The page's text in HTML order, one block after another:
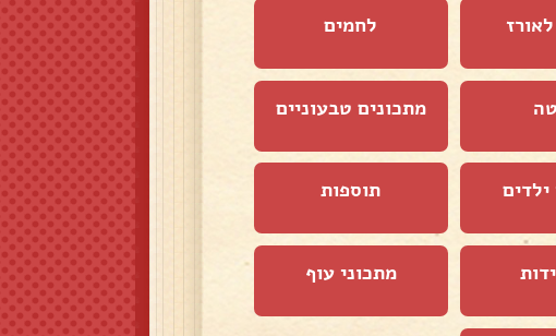
לחמים
מתכונים טבעוניים
ילדים תוספות
מתכוני עוף